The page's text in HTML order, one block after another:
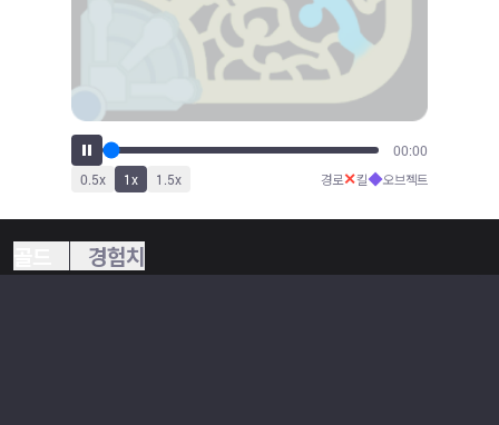
00:00
0.5x 1x 1.5x 경로✕킬◆오브젝트
경험치